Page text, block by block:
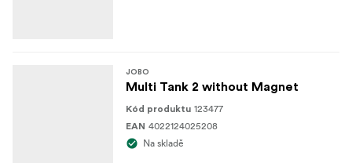
JOBO
Multi Tank 2 without Magnet
Kód produktu 123477
EAN 4022124025208
Na skladě